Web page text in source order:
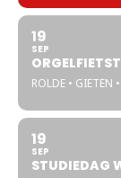
19
SEP
ROLDE • GIETEN
19
SEP
STUDIEDAG